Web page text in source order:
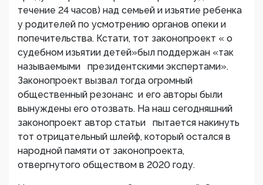
течение 24 часов) над семьей и изьятие ребенка
у родителей по усмотрению органов опеки и
попечительства. Кстати, тот законопроект « о
судебном изьятии детей»был поддержан «так
называемыми президентскими экспертами».
Законопроект вызвал тогда огромный
общественный резонанс и его авторы были
вынуждены его отозвать. На наш сегодняшний
законопроект автор статьи пытается накинуть
тот отрицательный шлейф, который остался в
народной памяти от законопроекта,
отвергнутого обществом в 2020 году.